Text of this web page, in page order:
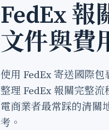
FedEx 報
文件與費
使用 FedEx 寄送國際
整理 FedEx 報關完整
電商業者最常踩的清關
考。